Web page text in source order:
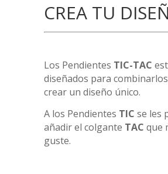
CREA TU
Los Pendientes TIC-TAC
diseñados para
crear un diseño único.
A los Pendientes TIC se les
añadir el colgante TAC que
guste.